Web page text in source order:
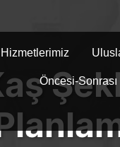
Hizmetlerimiz
Öncesi-Sonrası